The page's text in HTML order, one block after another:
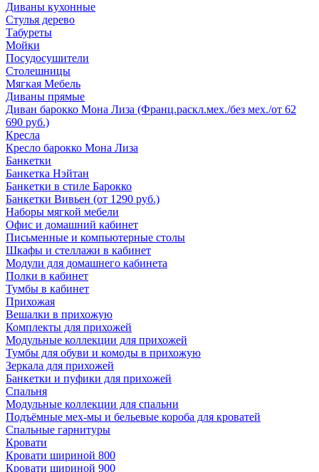
Диваны кухонные
Стулья дерево
Табуреты
Мойки
Посудосушители
Столешницы
Мягкая Мебель
Диваны прямые
Диван барокко Мона Лиза (Франц.раскл.мех./без мех./от 62
690 руб.)
Кресла
Кресло барокко Мона Лиза
Банкетки
Банкетка Нэйтан
Банкетки в стиле Барокко
Банкетки Вивьен (от 1290 руб.)
Наборы мягкой мебели
Офис и домашний кабинет
Письменные и компьютерные столы
Шкафы и стеллажи в кабинет
Модули для домашнего кабинета
Полки в кабинет
Тумбы в кабинет
Прихожая
Вешалки в прихожую
Комплекты для прихожей
Модульные коллекции для прихожей
Тумбы для обуви и комоды в прихожую
Зеркала для прихожей
Банкетки и пуфики для прихожей
Спальня
Модульные коллекции для спальни
Подъёмные мех-мы и бельевые короба для кроватей
Спальные гарнитуры
Кровати
Кровати шириной 800
Кровати шириной 900